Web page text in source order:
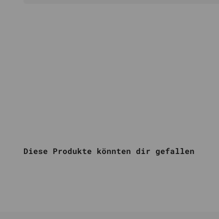
Diese Produkte könnten dir gefallen